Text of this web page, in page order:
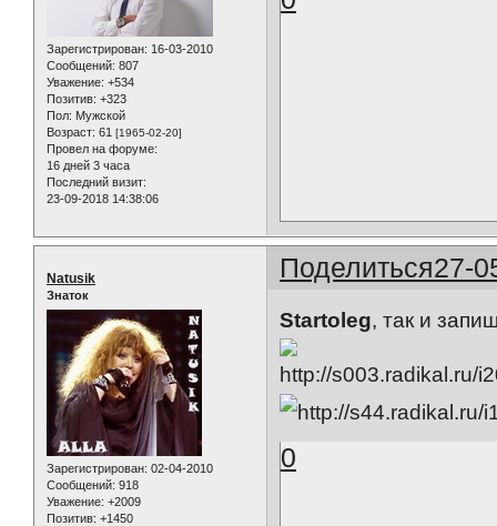
Зарегистрирован: 16-03-2010
Сообщений: 807
Уважение: +534
Позитив: +323
Пол: Мужской
Возраст: 61 [1965-02-20]
Провел на форуме:
16 дней 3 часа
Последний визит:
23-09-2018 14:38:06
Поделиться27-
Natusik
Знаток
Зарегистрирован: 02-04-2010
Сообщений: 918
Уважение: +2009
Позитив: +1450
Startoleg, так и
0